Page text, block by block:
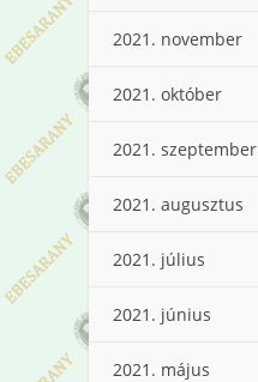
2021. november
2021. október
2021. szeptember
2021. augusztus
2021. július
2021. június
2021. május